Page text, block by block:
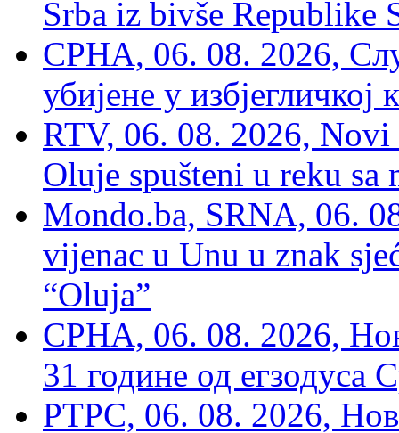
Srba iz bivše Republike
СРНА, 06. 08. 2026,
убијене у избјегличкој
RTV, 06. 08. 2026, Novi
Oluje spušteni u reku sa
Mondo.ba, SRNA, 06.
vijenac u Unu u znak
“Oluja”
СРНА, 06. 08. 2026,
31 године од егзодуса
РТРС, 06. 08. 2026,